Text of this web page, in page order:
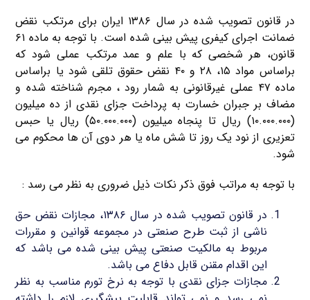
در قانون تصویب شده در سال ۱۳۸۶ ایران برای مرتکب نقض
ضمانت اجرای کیفری پیش بینی شده است. با توجه به ماده ۶۱
قانون، هر شخصی که با علم و عمد مرتکب عملی شود که
براساس مواد ۱۵، ۲۸ و ۴۰ نقض حقوق تلقی شود یا براساس
ماده ۴۷ عملی غیرقانونی به شمار رود ، مجرم شناخته شده و
مضاف بر جبران خسارت به پرداخت جزای نقدی از ده میلیون
(۱۰.۰۰۰.۰۰۰) ریال تا پنجاه میلیون (۵۰.۰۰۰.۰۰۰) ریال یا حبس
تعزیری از نود یک روز تا شش ماه یا هر دوی آن ها محکوم می
شود.
با توجه به مراتب فوق ذکر نکات ذیل ضروری به نظر می رسد :
در قانون تصویب شده در سال ۱۳۸۶، مجازات نقض حق
ناشی از ثبت طرح صنعتی در مجموعه قوانین و مقررات
مربوط به مالکیت صنعتی پیش بینی شده می باشد که
این اقدام مقنن قابل دفاع می باشد.
مجازات جزای نقدی با توجه به نرخ تورم مناسب به نظر